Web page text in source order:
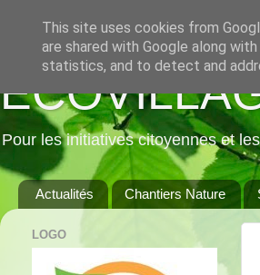
Pour les initiatives citoyennes et
Actualités Chantiers Nature
LOGO
This site uses cookies from
are shared with Google along
statistics, and to detect and